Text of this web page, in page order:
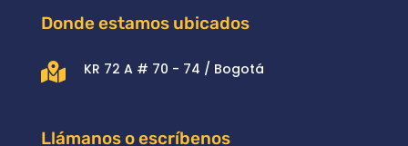
Donde estamos ubicados
 KR 72 A # 70 - 74 / Bogotá
Llámanos o escríbenos